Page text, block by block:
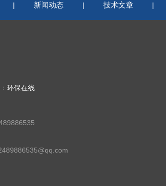
| 新闻动态 | 技术文章 |
环保在线